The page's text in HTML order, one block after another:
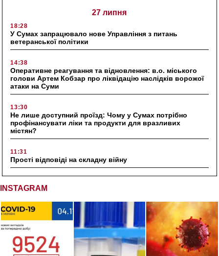
27 липня
18:28
У Сумах запрацювало нове Управління з питань
ветеранської політики
14:38
Оперативне реагування та відновлення: в.о. міського
голови Артем Кобзар про ліквідацію наслідків ворожої
атаки на Суми
13:30
Не лише доступний проїзд: Чому у Сумах потрібно
профінансувати ліки та продукти для вразливих
містян?
11:31
Прості відповіді на складну війну
INSTAGRAM